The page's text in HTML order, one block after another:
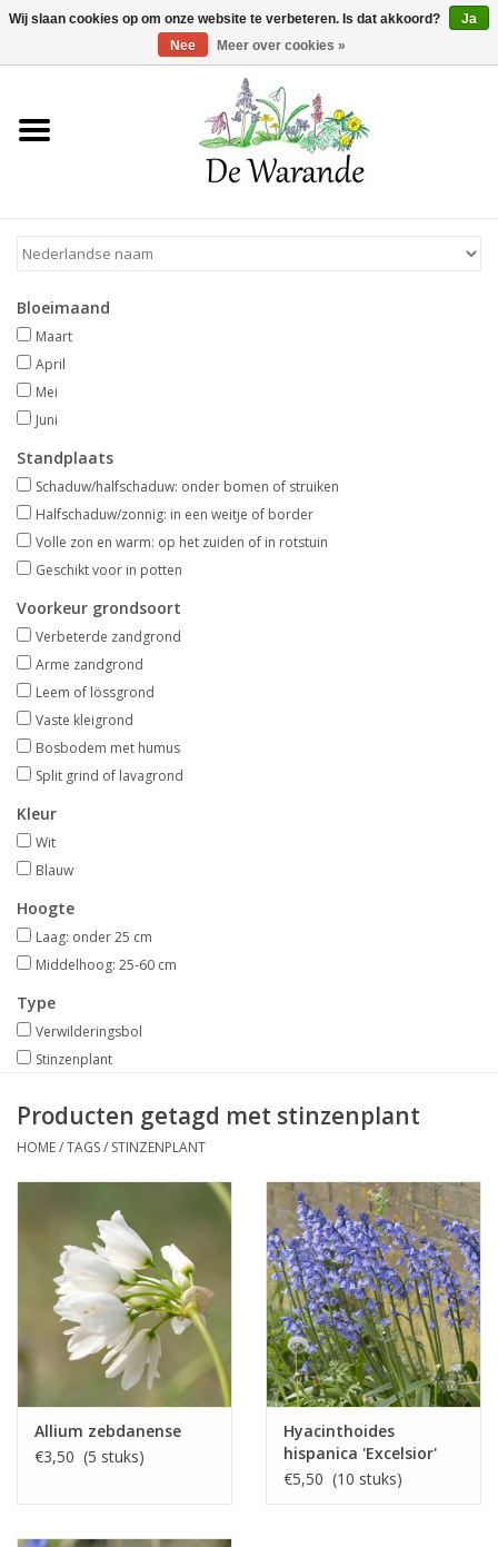
Winkelwagen >0 Artikelen - €0,00
Home
Voorjaarsbloeiers
Zomerbloeiers
Herfstbloeiers
Schaduwplanten
Aanbiedingen
Bodemverbetering
Overige producten
Advies
Onze tuinen!
Sterke Bollen Dagen
Bloeimaand
Maart
April
Mei
Juni
Standplaats
Schaduw/halfschaduw: onder bomen of struiken
Halfschaduw/zonnig: in een weitje of border
Volle zon en warm: op het zuiden of in rotstuin
Geschikt voor in potten
Voorkeur grondsoort
Verbeterde zandgrond
Arme zandgrond
Leem of lössgrond
Vaste kleigrond
Bosbodem met humus
Split grind of lavagrond
Kleur
Wit
Blauw
Hoogte
Laag: onder 25 cm
Middelhoog: 25-60 cm
Type
Verwilderingsbol
Stinzenplant
Producten getagd met stinzenplant
HOME/TAGS/ STINZENPLANT
Allium zebdanense
€3,50 (5 stuks)
Hyacinthoides
hispanica 'Excelsior'
€5,50 (10 stuks)
Wij slaan cookies op om onze website te verbeteren. Is dat akkoord?
Ja
Nee
Meer over cookies »